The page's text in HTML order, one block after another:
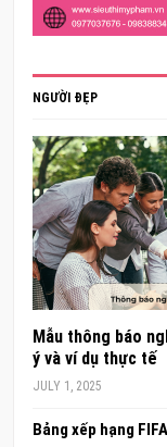
NGƯỜI ĐẸP
Mẫu thông báo
ý và ví dụ thực tế
JULY 1, 2025
Bảng xếp hạng